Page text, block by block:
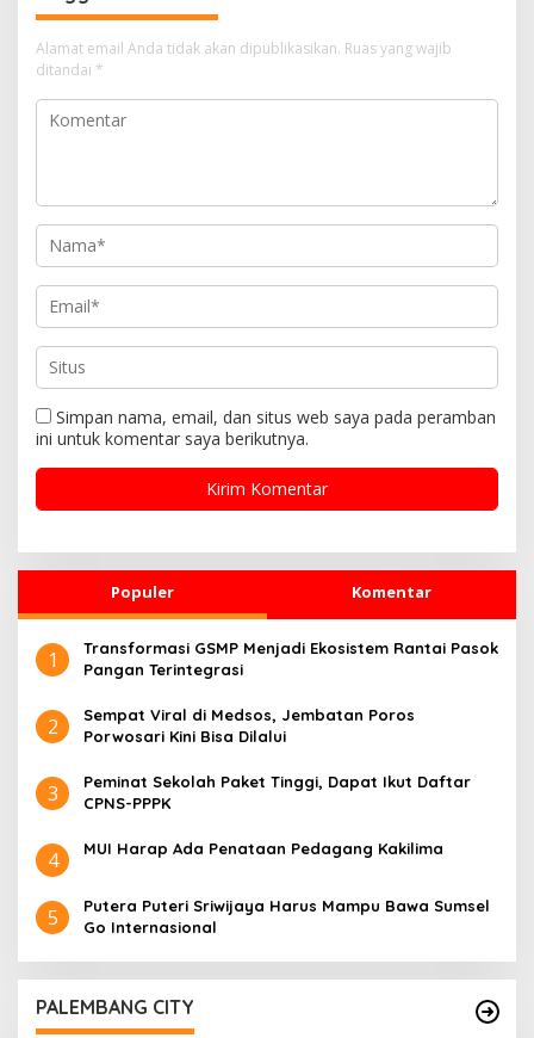
a
s
i
p
Alamat email Anda tidak akan dipublikasikan. Ruas yang wajib
ditandai *
Simpan nama, email, dan situs web saya pada peramban
ini untuk komentar saya berikutnya.
Populer Komentar
1
Transformasi GSMP Menjadi Ekosistem Rantai Pasok
Pangan Terintegrasi
2
Sempat Viral di Medsos, Jembatan Poros
Porwosari Kini Bisa Dilalui
3
Peminat Sekolah Paket Tinggi, Dapat Ikut Daftar
CPNS-PPPK
4 MUI Harap Ada Penataan Pedagang Kakilima
5
Putera Puteri Sriwijaya Harus Mampu Bawa Sumsel
Go Internasional
PALEMBANG CITY